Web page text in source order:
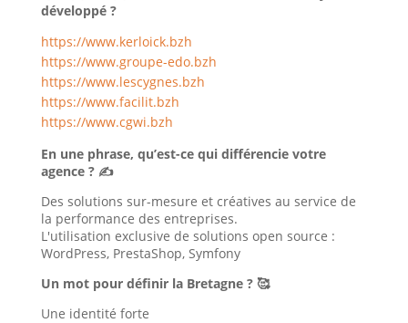
développé ?
https://www.kerloick.bzh
https://www.groupe-edo.bzh
https://www.lescygnes.bzh
https://www.facilit.bzh
https://www.cgwi.bzh
En une phrase, qu’est-ce qui différencie votre
agence ? ✍
Des solutions sur-mesure et créatives au service de
la performance des entreprises.
L'utilisation exclusive de solutions open source :
WordPress, PrestaShop, Symfony
Un mot pour définir la Bretagne ? 🥰
Une identité forte